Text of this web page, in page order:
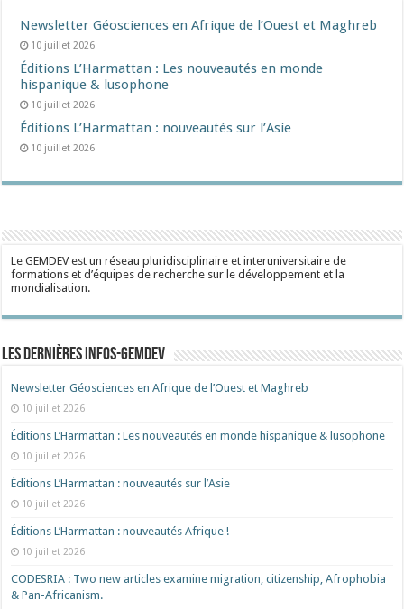
Newsletter Géosciences en Afrique de l’Ouest et Maghreb
10 juillet 2026
Éditions L’Harmattan : Les nouveautés en monde
hispanique & lusophone
10 juillet 2026
Éditions L’Harmattan : nouveautés sur l’Asie
10 juillet 2026
Le GEMDEV est un réseau pluridisciplinaire et interuniversitaire de
formations et d’équipes de recherche sur le développement et la
mondialisation.
Les dernières Infos-Gemdev
Newsletter Géosciences en Afrique de l’Ouest et Maghreb
10 juillet 2026
Éditions L’Harmattan : Les nouveautés en monde hispanique & lusophone
10 juillet 2026
Éditions L’Harmattan : nouveautés sur l’Asie
10 juillet 2026
Éditions L’Harmattan : nouveautés Afrique !​
10 juillet 2026
CODESRIA : Two new articles examine migration, citizenship, Afrophobia
& Pan-Africanism.